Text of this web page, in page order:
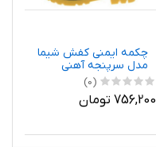
چکمه ایمنی کفش شیما
مدل سرپنجه آهنی
(0)
756,200 تومان